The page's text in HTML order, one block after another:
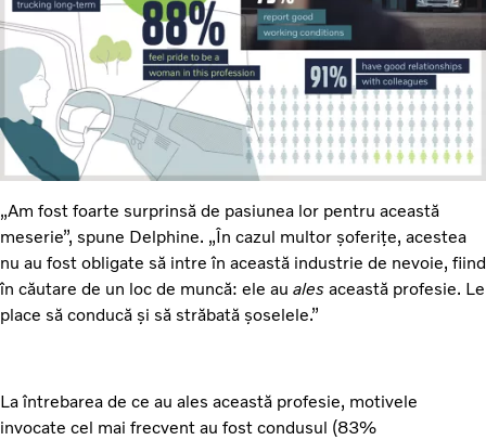
„Am fost foarte surprinsă de pasiunea lor pentru această
meserie”, spune Delphine. „În cazul multor șoferițe, acestea
nu au fost obligate să intre în această industrie de nevoie, fiind
în căutare de un loc de muncă: ele au ales această profesie. Le
place să conducă și să străbată șoselele.”
La întrebarea de ce au ales această profesie, motivele
invocate cel mai frecvent au fost condusul (83%